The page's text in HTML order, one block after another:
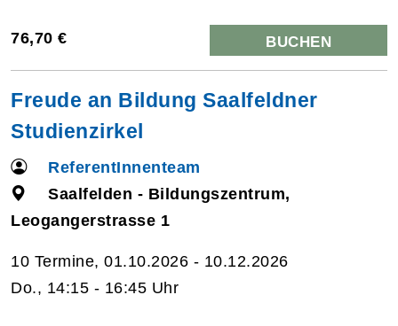
76,70 € BUCHEN
Freude an Bildung Saalfeldner
Studienzirkel
ReferentInnenteam
Saalfelden - Bildungszentrum,
Leogangerstrasse 1
10 Termine, 01.10.2026 - 10.12.2026
Do., 14:15 - 16:45 Uhr